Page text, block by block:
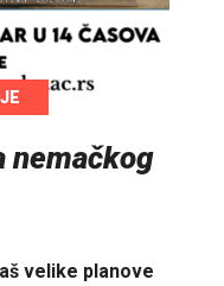
nemačkog
velike planove